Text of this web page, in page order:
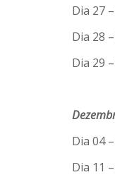
Dia 27
Dia 28
Dia 29
Dia 04
Dia 11